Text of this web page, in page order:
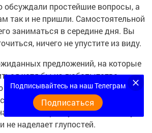
обсуждали простейшие вопросы, а
так и не пришли. Самостоятельной
заниматься в середине дня. Вы
ничего не упустите из виду.
предложений, на которые
хотя бы из любопытства.
будут склонны к
но большинство
все же прислушается к голосу
наделает глупостей.
Подписывайтесь на наш Телеграм
Подписаться